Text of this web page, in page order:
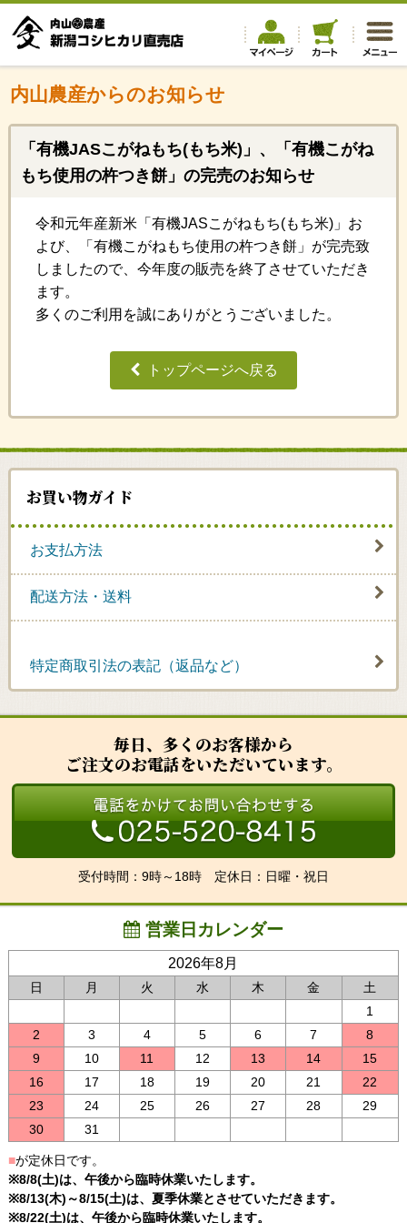
内山農産からのお知らせ
「有機JASこがねもち(もち米)」、「有機こがね
もち使用の杵つき餅」の完売のお知らせ
令和元年産新米「有機JASこがねもち(もち米)」お
よび、「有機こがねもち使用の杵つき餅」が完売致
しましたので、今年度の販売を終了させていただき
ます。
多くのご利用を誠にありがとうございました。
トップページへ戻る
お買い物ガイド
お支払方法
配送方法・送料
特定商取引法の表記（返品など）
毎日、多くのお客様から
ご注文のお電話をいただいています。
受付時間：9時～18時 定休日：日曜・祝日
営業日カレンダー
2026年8月
日 月 火 水 木 金
土
1
2
3 4 5 6 7
8
9
10 11 12 13 14
15
16
17 18 19 20 21
22
23
24 25 26 27 28
29
30
31
■が定休日です。
※8/8(土)は、午後から臨時休業いたします。
※8/13(木)～8/15(土)は、夏季休業とさせていただきます。
※8/22(土)は、午後から臨時休業いたします。